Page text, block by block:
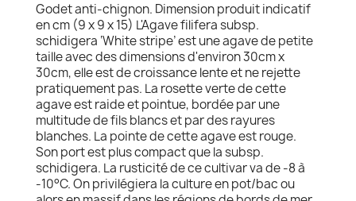
Godet anti-chignon. Dimension produit indicatif
en cm (9 x 9 x 15) L'Agave filifera subsp.
schidigera ‘White stripe’ est une agave de petite
taille avec des dimensions d'environ 30cm x
30cm, elle est de croissance lente et ne rejette
pratiquement pas. La rosette verte de cette
agave est raide et pointue, bordée par une
multitude de fils blancs et par des rayures
blanches. La pointe de cette agave est rouge.
Son port est plus compact que la subsp.
schidigera. La rusticité de ce cultivar va de -8 à
-10°C. On privilégiera la culture en pot/bac ou